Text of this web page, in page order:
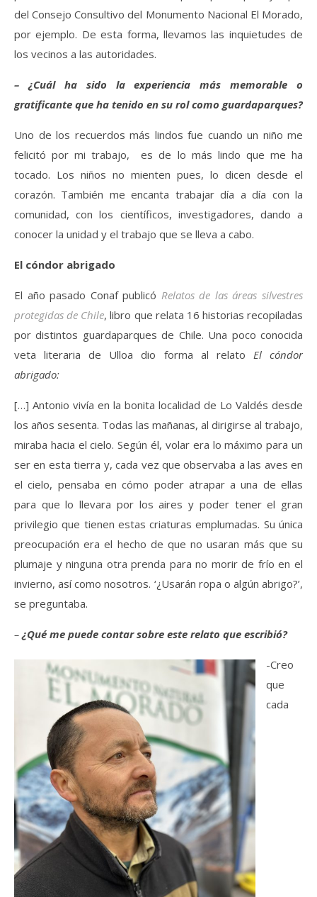
del Consejo Consultivo del Monumento Nacional El Morado,
por ejemplo. De esta forma, llevamos las inquietudes de
los vecinos a las autoridades.
– ¿Cuál ha sido la experiencia más memorable o
gratificante que ha tenido en su rol como guardaparques?
Uno de los recuerdos más lindos fue cuando un niño me
felicitó por mi trabajo, es de lo más lindo que me ha
tocado. Los niños no mienten pues, lo dicen desde el
corazón. También me encanta trabajar día a día con la
comunidad, con los científicos, investigadores, dando a
conocer la unidad y el trabajo que se lleva a cabo.
El cóndor abrigado
El año pasado Conaf publicó Relatos de las áreas silvestres
protegidas de Chile, libro que relata 16 historias recopiladas
por distintos guardaparques de Chile. Una poco conocida
veta literaria de Ulloa dio forma al relato El cóndor
abrigado:
[…] Antonio vivía en la bonita localidad de Lo Valdés desde
los años sesenta. Todas las mañanas, al dirigirse al trabajo,
miraba hacia el cielo. Según él, volar era lo máximo para un
ser en esta tierra y, cada vez que observaba a las aves en
el cielo, pensaba en cómo poder atrapar a una de ellas
para que lo llevara por los aires y poder tener el gran
privilegio que tienen estas criaturas emplumadas. Su única
preocupación era el hecho de que no usaran más que su
plumaje y ninguna otra prenda para no morir de frío en el
invierno, así como nosotros. ‘¿Usarán ropa o algún abrigo?’,
se preguntaba.
– ¿Qué me puede contar sobre este relato que escribió?
-Creo
que
cada